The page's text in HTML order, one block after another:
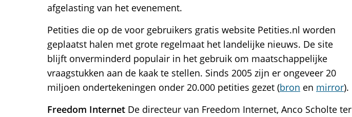
afgelasting van het evenement.
Petities die op de voor gebruikers gratis website Petities.nl worden
geplaatst halen met grote regelmaat het landelijke nieuws. De site
blijft onverminderd populair in het gebruik om maatschappelijke
vraagstukken aan de kaak te stellen. Sinds 2005 zijn er ongeveer 20
miljoen ondertekeningen onder 20.000 petities gezet (bron en mirror).
Freedom Internet De directeur van Freedom Internet, Anco Scholte ter